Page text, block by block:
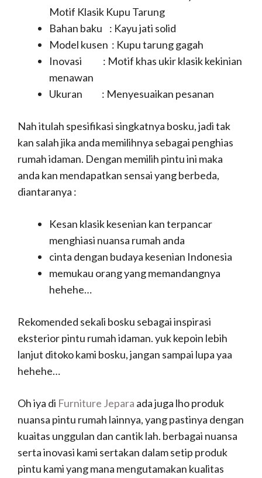
Motif Klasik Kupu Tarung
Bahan baku : Kayu jati solid
Model kusen : Kupu tarung gagah
Inovasi : Motif khas ukir klasik kekinian
menawan
Ukuran : Menyesuaikan pesanan
Nah itulah spesifikasi singkatnya bosku, jadi tak
kan salah jika anda memilihnya sebagai penghias
rumah idaman. Dengan memilih pintu ini maka
anda kan mendapatkan sensai yang berbeda,
diantaranya :
Kesan klasik kesenian kan terpancar
menghiasi nuansa rumah anda
cinta dengan budaya kesenian Indonesia
memukau orang yang memandangnya
hehehe…
Rekomended sekali bosku sebagai inspirasi
eksterior pintu rumah idaman. yuk kepoin lebih
lanjut ditoko kami bosku, jangan sampai lupa yaa
hehehe…
Oh iya di Furniture Jepara ada juga lho produk
nuansa pintu rumah lainnya, yang pastinya dengan
kuaitas unggulan dan cantik lah. berbagai nuansa
serta inovasi kami sertakan dalam setip produk
pintu kami yang mana mengutamakan kualitas